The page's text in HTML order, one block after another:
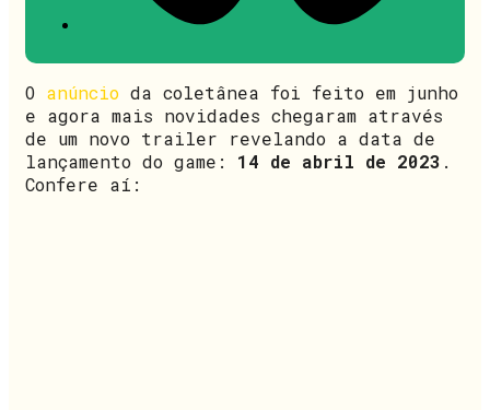
O anúncio da coletânea foi feito em junho
e agora mais novidades chegaram através
de um novo trailer revelando a data de
lançamento do game: 14 de abril de 2023 .
Confere aí: